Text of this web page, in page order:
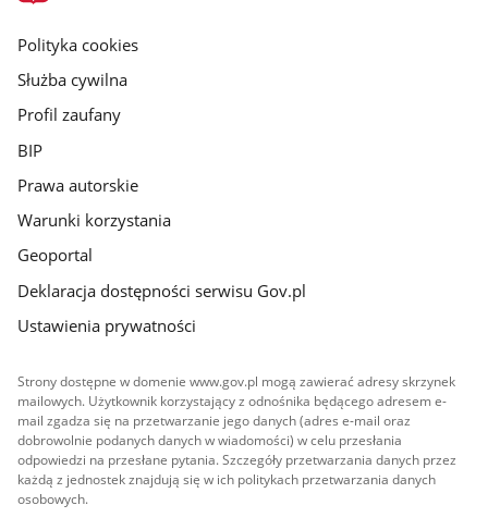
gov.pl
Polityka cookies
Służba cywilna
Profil zaufany
BIP
Prawa autorskie
Warunki korzystania
Geoportal
Deklaracja dostępności serwisu Gov.pl
Ustawienia prywatności
Strony dostępne w domenie www.gov.pl mogą zawierać adresy skrzynek
mailowych. Użytkownik korzystający z odnośnika będącego adresem e-
mail zgadza się na przetwarzanie jego danych (adres e-mail oraz
dobrowolnie podanych danych w wiadomości) w celu przesłania
odpowiedzi na przesłane pytania. Szczegóły przetwarzania danych przez
każdą z jednostek znajdują się w ich politykach przetwarzania danych
osobowych.